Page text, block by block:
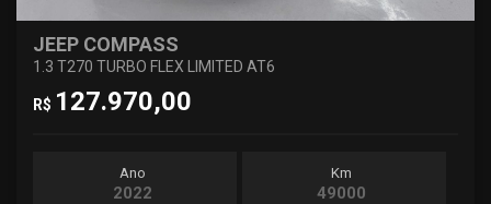
JEEP COMPASS
1.3 T270 TURBO FLEX LIMITED AT6
R$ 127.970,00
Ano
2022
Km
49000